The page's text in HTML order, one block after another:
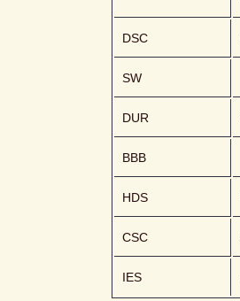
DSC
SW
DUR
BBB
HDS
CSC
IES